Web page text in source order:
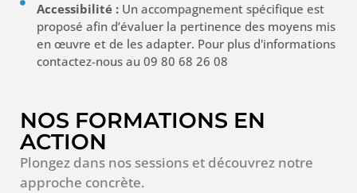
Accessibilité : Un accompagnement spécifique est
proposé afin d’évaluer la pertinence des moyens mis
en œuvre et de les adapter. Pour plus d'informations
contactez-nous au 09 80 68 26 08
NOS FORMATIONS EN
ACTION
Plongez dans nos sessions et découvrez notre
approche concrète.